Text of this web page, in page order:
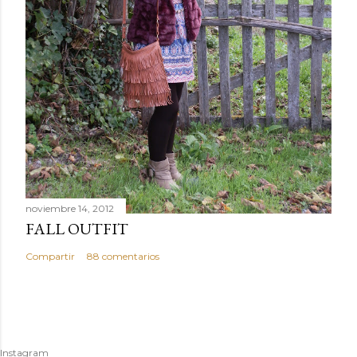
noviembre 14, 2012
FALL OUTFIT
Compartir 88 comentarios
Instagram